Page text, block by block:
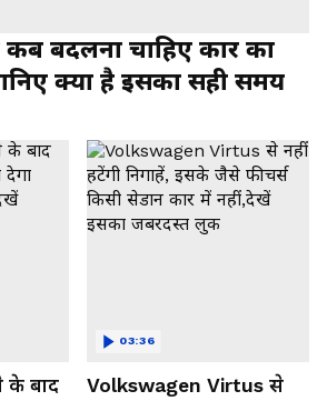
बदलना चाहिए कार का
क्या है इसका सही समय
के बाद
Volkswagen Virtus से
03:36